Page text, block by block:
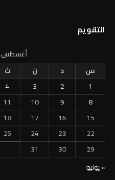
التقويم
أغسطس 2026
س
د ن ث
1
2
3
4
8
9
10
11
15
16
17
18
22
23
24
25
29
30
31
« يوليو